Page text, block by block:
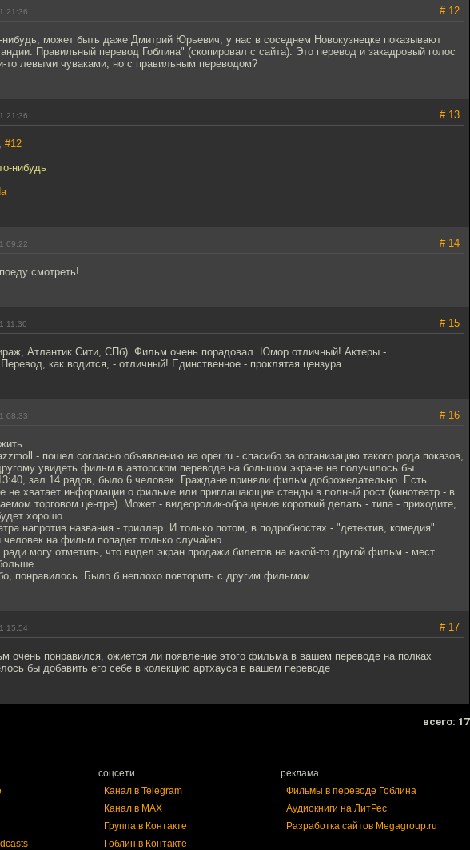
21:36 # 12
нибудь, может быть даже Дмитрий Юрьевич, у нас в соседнем Новокузнецке показывают
Правильный перевод Гоблина" (скопировал с сайта). Это перевод и закадровый голос
левыми чуваками, но с правильным переводом?
21:36 # 13
#12
нибудь
09:22 # 14
смотреть!
11:30 # 15
Атлантик Сити, СПб). Фильм очень порадовал. Юмор отличный! Актеры -
как водится, - отличный! Единственное - проклятая цензура...
08:33 # 16
- пошел согласно объявлению на oper.ru - спасибо за организацию такого рода показов,
увидеть фильм в авторском переводе на большом экране не получилось бы.
зал 14 рядов, было 6 человек. Граждане приняли фильм доброжелательно. Есть
не хватает информации о фильме или приглашающие стенды в полный рост (кинотеатр - в
торговом центре). Может - видеоролик-обращение короткий делать - типа - приходите,
хорошо.
напротив названия - триллер. И только потом, в подробностях - "детектив, комедия".
на фильм попадет только случайно.
могу отметить, что видел экран продажи билетов на какой-то другой фильм - мест
понравилось. Было б неплохо повторить с другим фильмом.
15:54 # 17
очень понравился, ожиется ли появление этого фильма в вашем переводе на полках
бы добавить его себе в колекцию артхауса в вашем переводе
всего: 17
соцсети
Канал в Telegram
Канал в MAX
Группа в Контакте
Гоблин в Контакте
реклама
Фильмы в переводе Гоблина
Аудиокниги на ЛитРес
Разработка сайтов Megagroup.ru